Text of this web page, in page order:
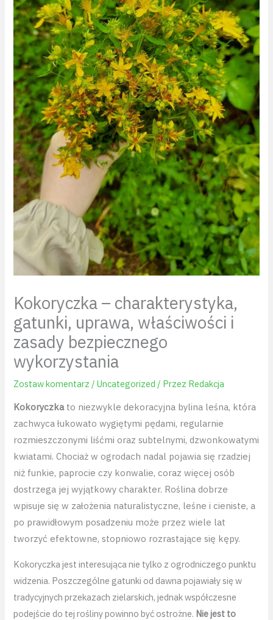
Kokoryczka – charakterystyka,
gatunki, uprawa, właściwości i
zasady bezpiecznego
wykorzystania
Zostaw komentarz /Uncategorized / Przez Redakcja
Kokoryczkato niezwykle dekoracyjna bylina leśna, która
zachwyca łukowato wygiętymi pędami, regularnie
rozmieszczonymi liśćmi oraz subtelnymi, dzwonkowatymi
kwiatami. Chociaż w ogrodach nadal pojawia się rzadziej
niż funkie, paprocie czy konwalie, coraz więcej osób
dostrzega jej wyjątkowy charakter. Roślina dobrze
wpisuje się w założenia naturalistyczne, leśne i cieniste, a
po prawidłowym posadzeniu może przez wiele lat
tworzyć efektowne, stopniowo rozrastające się kępy.
Kokoryczka jest interesująca nie tylko z ogrodniczego punktu
widzenia. Poszczególne gatunki od dawna pojawiały się w
tradycyjnych przekazach zielarskich, jednak współczesne
podejście do tej rośliny powinno być ostrożne. Nie jest to